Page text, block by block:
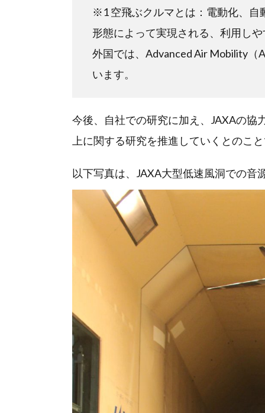
※1 空飛ぶクルマとは：電動化、自
形態によって実現される、利用し
外国では、Advanced Air Mobility（
います。
今後、自社での研究に加え、JAXAの協
上に関する研究を推進していくとのこ
以下写真は、JAXA大型低速風洞での音